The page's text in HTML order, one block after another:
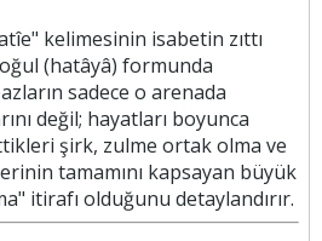
kelimesinin isabetin zıttı
(hatâyâ) formunda
sadece o arenada
değil; hayatları boyunca
şirk, zulme ortak olma ve
tamamını kapsayan büyük
itirafı olduğunu detaylandırır.